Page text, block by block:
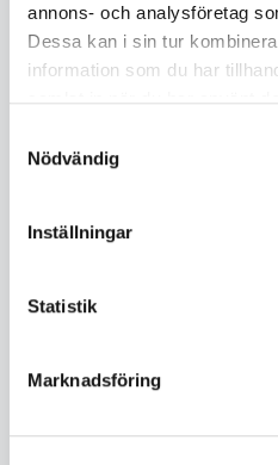
annons- och analysföretag
Dessa kan i sin tur
information som du har
Nödvändig
Inställningar
Statistik
Marknadsföring
paneler Svart C56
BK145918459900C56
5560696618